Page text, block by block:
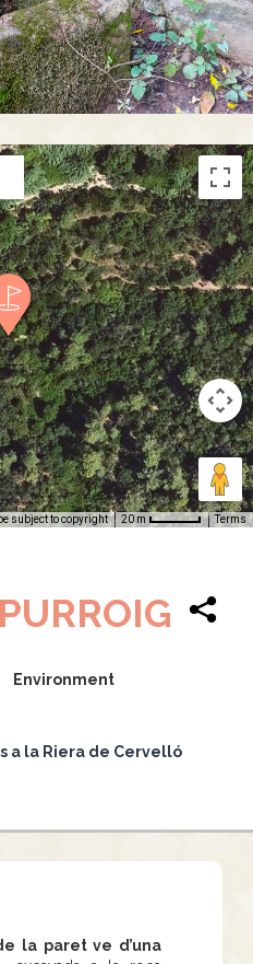
subject to copyright 20 m Terms
Environment
a la Riera de Cervelló
la paret ve d’una